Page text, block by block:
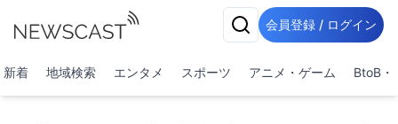
会員登録 / ログイン
新着 地域検索 エンタメ スポーツ アニメ・ゲーム BtoB・